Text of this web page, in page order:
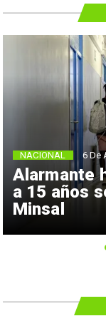
Alarmante
a 15 años
Minsal
NACIONAL 6 De